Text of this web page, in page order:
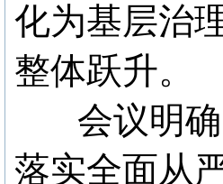
化为基层治
整体跃升。
会议明确
落实全面从